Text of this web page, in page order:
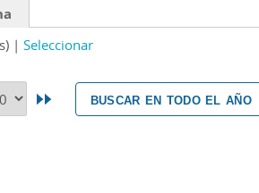
Seleccionar
buscar en todo el año